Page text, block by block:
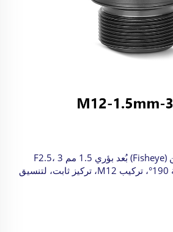
عدسة سمكة العين (Fisheye) بُعد بؤري 1.5 مم F2.5، 3
ميجابكسل، مجال رؤية 190°، تركيب M12، تركيز ثابت، لتنسيق